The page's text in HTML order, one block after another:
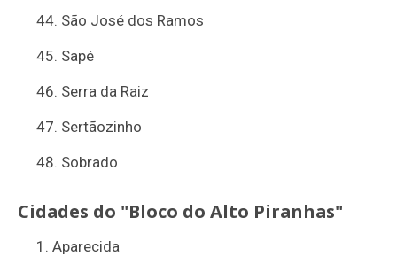
São José dos Ramos
Sapé
Serra da Raiz
Sertãozinho
Sobrado
Cidades do "Bloco do Alto Piranhas"
Aparecida